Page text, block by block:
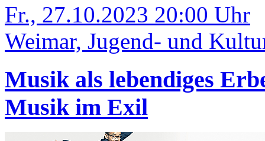
Fr., 27.10.2023 20:00 Uhr
Weimar, Jugend- und
Musik als lebendiges
Musik im Exil